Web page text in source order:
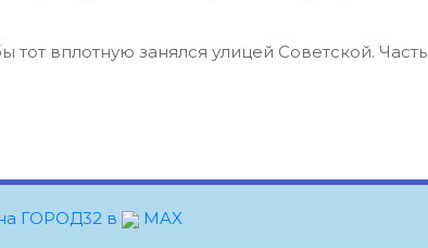
вплотную занялся улицей Советской. Часть
ГОРОД32 в MAX